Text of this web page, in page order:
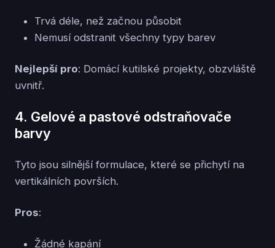
Trvá déle, než začnou působit
Nemusí odstranit všechny typy barev
Nejlepší pro: Domácí kutilské projekty, obzvláště
uvnitř.
4. Gelové a pastové odstraňovače
barvy
Tyto jsou silnější formulace, které se přichytí na
vertikálních površích.
Pros:
Žádné kapání